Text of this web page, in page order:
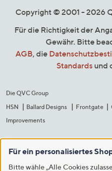
Copyright © 2001 - 2026
Für die Richtigkeit der
Gewähr. Bitte
AGB, die
Standards und
Die QVC Group
HSN
Ballard Designs Frontgate
Improvements
Für ein personalisiertes
Bitte wähle „Alle Cookies